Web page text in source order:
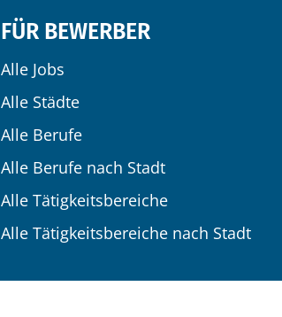
FÜR BEWERBER
Alle Jobs
Alle Städte
Alle Berufe
Alle Berufe nach Stadt
Alle Tätigkeitsbereiche
Alle Tätigkeitsbereiche nach Stadt